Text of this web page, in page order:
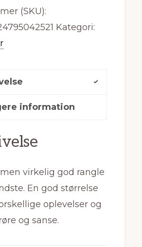
(SKU):
Kategori:
information
virkelig god rangle
En god størrelse
oplevelser og
og sanse.